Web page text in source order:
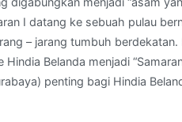
I datang ke sebuah pulau
– jarang tumbuh
Belanda menjadi
penting bagi Hindia